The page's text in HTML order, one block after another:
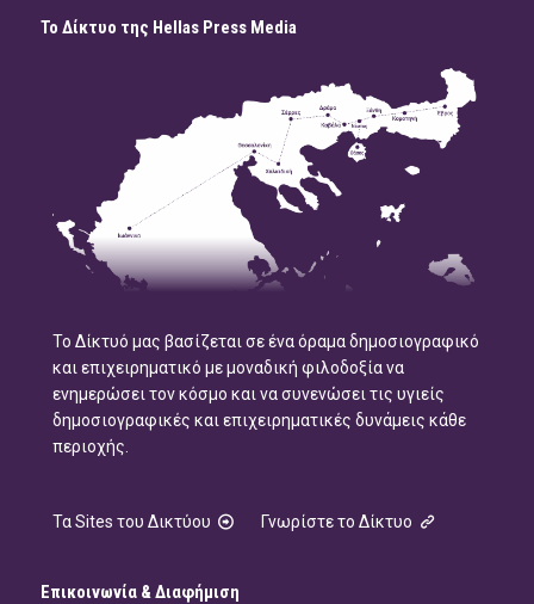
Το Δίκτυο της Hellas Press Media
Το Δίκτυό μας βασίζεται σε ένα όραμα δημοσιογραφικό
και επιχειρηματικό με μοναδική φιλοδοξία να
ενημερώσει τον κόσμο και να συνενώσει τις υγιείς
δημοσιογραφικές και επιχειρηματικές δυνάμεις κάθε
περιοχής.
Τα Sites του Δικτύου Γνωρίστε το Δίκτυο
Επικοινωνία & Διαφήμιση